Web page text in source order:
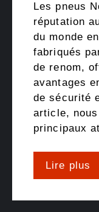
Les pneus
réputation
du monde
fabriqués
de renom,
avantages
de sécurité
article,
principaux
Lire plus